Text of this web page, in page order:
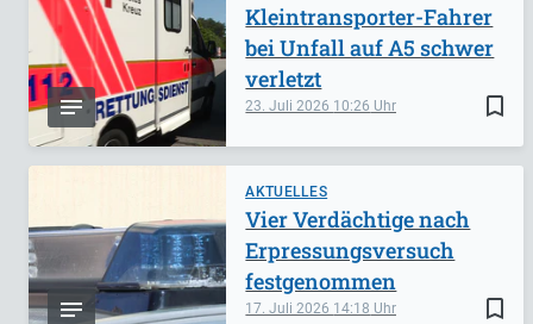
bookmark_border
23. Juli 2026 10:26
Kleintransporter-Fahrer
bei Unfall auf A5 schwer
verletzt
AKTUELLES
bookmark_border
17. Juli 2026 14:18
Vier Verdächtige nach
Erpressungsversuch
festgenommen